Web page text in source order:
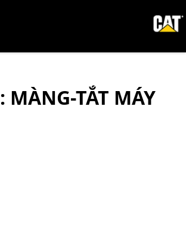
: MÀNG-TẮT MÁY